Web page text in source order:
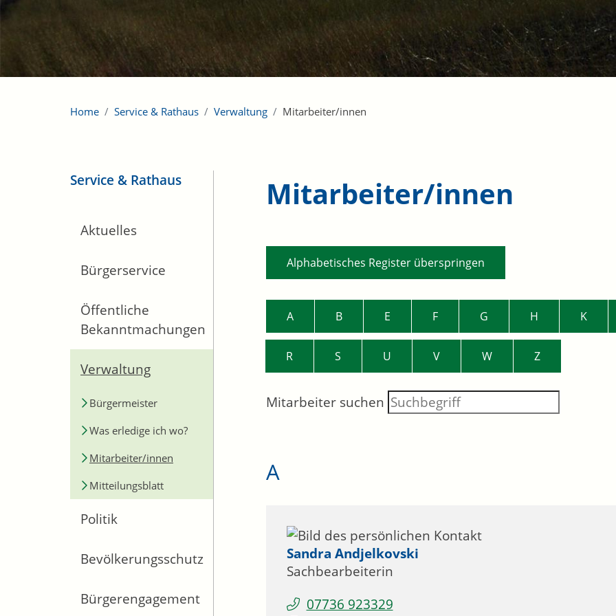
Home Service & Rathaus Verwaltung Mitarbeiter/innen
Service & Rathaus
Aktuelles
Bürgerservice
Öffentliche
Bekanntmachungen
Verwaltung
Bürgermeister
Was erledige ich wo?
Mitarbeiter/innen
Mitteilungsblatt
Politik
Bevölkerungsschutz
Bürgerengagement
Mitarbeiter/innen
Alphabetisches Register überspringen
A B E F G H K
R S U V W Z
Mitarbeiter suchen
A
Sandra Andjelkovski
Sachbearbeiterin
07736 923329